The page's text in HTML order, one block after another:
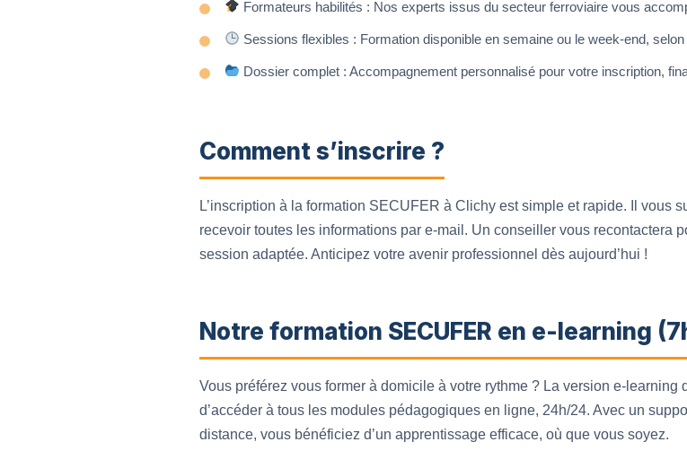
Formateurs habilités : Nos experts issus du secteur ferroviaire vous
Sessions flexibles : Formation disponible en semaine ou le week-end,
Dossier complet : Accompagnement personnalisé pour votre inscription,
Comment s’inscrire ?
L’inscription à la formation SECUFER à Clichy est simple et rapide. Il vous
recevoir toutes les informations par e-mail. Un conseiller vous recontactera
session adaptée. Anticipez votre avenir professionnel dès aujourd’hui !
Notre formation SECUFER en e-learning
Vous préférez vous former à domicile à votre rythme ? La version e-
d’accéder à tous les modules pédagogiques en ligne, 24h/24. Avec un
distance, vous bénéficiez d’un apprentissage efficace, où que vous soyez.